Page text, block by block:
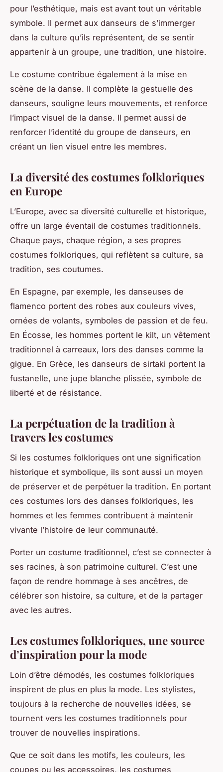
pour l’esthétique, mais est avant tout un véritable
symbole. Il permet aux danseurs de s’immerger
dans la culture qu’ils représentent, de se sentir
appartenir à un groupe, une tradition, une histoire.
Le costume contribue également à la mise en
scène de la danse. Il complète la gestuelle des
danseurs, souligne leurs mouvements, et renforce
l’impact visuel de la danse. Il permet aussi de
renforcer l’identité du groupe de danseurs, en
créant un lien visuel entre les membres.
La diversité des costumes folkloriques
en Europe
L’Europe, avec sa diversité culturelle et historique,
offre un large éventail de costumes traditionnels.
Chaque pays, chaque région, a ses propres
costumes folkloriques, qui reflètent sa culture, sa
tradition, ses coutumes.
En Espagne, par exemple, les danseuses de
flamenco portent des robes aux couleurs vives,
ornées de volants, symboles de passion et de feu.
En Écosse, les hommes portent le kilt, un vêtement
traditionnel à carreaux, lors des danses comme la
gigue. En Grèce, les danseurs de sirtaki portent la
fustanelle, une jupe blanche plissée, symbole de
liberté et de résistance.
La perpétuation de la tradition à
travers les costumes
Si les costumes folkloriques ont une signification
historique et symbolique, ils sont aussi un moyen
de préserver et de perpétuer la tradition. En portant
ces costumes lors des danses folkloriques, les
hommes et les femmes contribuent à maintenir
vivante l’histoire de leur communauté.
Porter un costume traditionnel, c’est se connecter à
ses racines, à son patrimoine culturel. C’est une
façon de rendre hommage à ses ancêtres, de
célébrer son histoire, sa culture, et de la partager
avec les autres.
Les costumes folkloriques, une source
d’inspiration pour la mode
Loin d’être démodés, les costumes folkloriques
inspirent de plus en plus la mode. Les stylistes,
toujours à la recherche de nouvelles idées, se
tournent vers les costumes traditionnels pour
trouver de nouvelles inspirations.
Que ce soit dans les motifs, les couleurs, les
coupes ou les accessoires, les costumes